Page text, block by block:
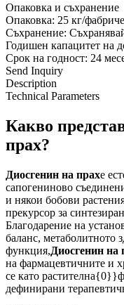
Опаковка и съхранение
Опаковка: 25 кг/
Съхранение:
Годишен капацитет на
Срок на годност: 24
Send Inquiry
Description
Technical Parameters
Какво
прах?
Диосгенин на прахе
сапогениново
и някои бобови
прекурсор за
Благодарение на
баланс, метаболитното
функция,Диосгенин на
на фармацевтичните и
се като
дефинирани